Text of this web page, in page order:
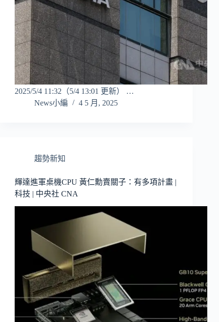
2025/5/4 11:32（5/4 13:01 更新） …
News小編
4 5 月, 2025
趨勢新知
輝達進軍桌機CPU 黃仁勳賣關子：有多項計畫 |
科技 | 中央社 CNA